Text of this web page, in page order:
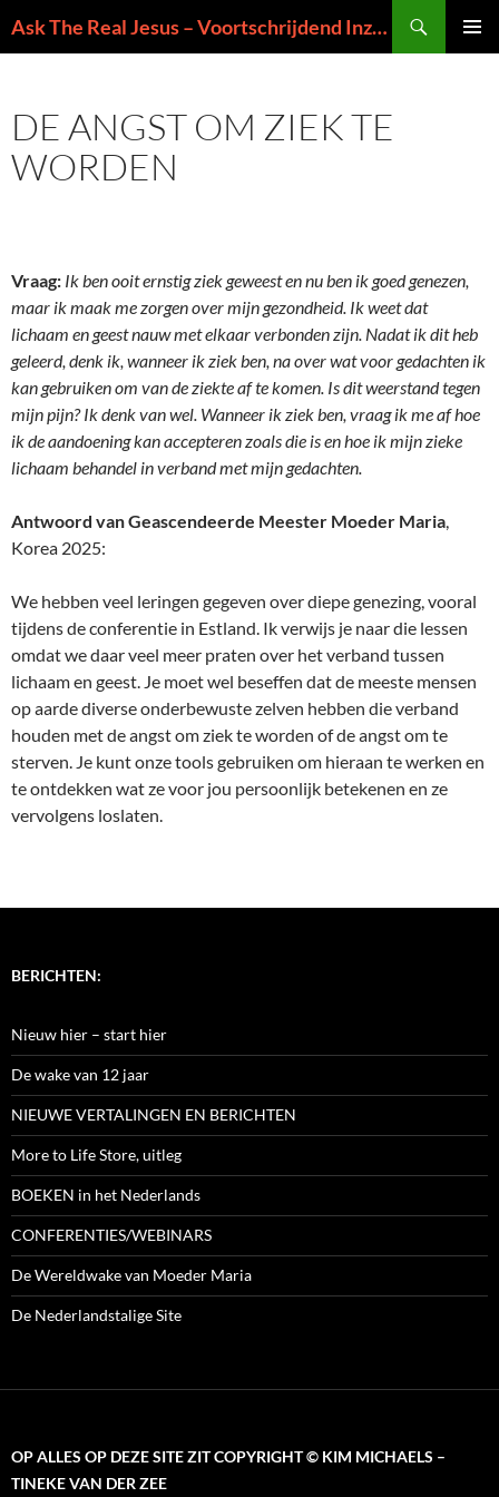
naar
Ask The Real Jesus – Voortschrijdend Inzicht in de Zin van het Leven
DE ANGST OM ZIEK TE
WORDEN
Vraag: Ik ben ooit ernstig ziek geweest en nu ben ik goed genezen,
maar ik maak me zorgen over mijn gezondheid. Ik weet dat
lichaam en geest nauw met elkaar verbonden zijn. Nadat ik dit heb
geleerd, denk ik, wanneer ik ziek ben, na over wat voor gedachten ik
kan gebruiken om van de ziekte af te komen. Is dit weerstand tegen
mijn pijn? Ik denk van wel. Wanneer ik ziek ben, vraag ik me af hoe
ik de aandoening kan accepteren zoals die is en hoe ik mijn zieke
lichaam behandel in verband met mijn gedachten.
Antwoord van Geascendeerde Meester Moeder Maria,
Korea 2025:
We hebben veel leringen gegeven over diepe genezing, vooral
tijdens de conferentie in Estland. Ik verwijs je naar die lessen
omdat we daar veel meer praten over het verband tussen
lichaam en geest. Je moet wel beseffen dat de meeste mensen
op aarde diverse onderbewuste zelven hebben die verband
houden met de angst om ziek te worden of de angst om te
sterven. Je kunt onze tools gebruiken om hieraan te werken en
te ontdekken wat ze voor jou persoonlijk betekenen en ze
vervolgens loslaten.
BERICHTEN:
Nieuw hier – start hier
De wake van 12 jaar
NIEUWE VERTALINGEN EN BERICHTEN
More to Life Store, uitleg
BOEKEN in het Nederlands
CONFERENTIES/WEBINARS
De Wereldwake van Moeder Maria
De Nederlandstalige Site
OP ALLES OP DEZE SITE ZIT COPYRIGHT © KIM MICHAELS –
TINEKE VAN DER ZEE